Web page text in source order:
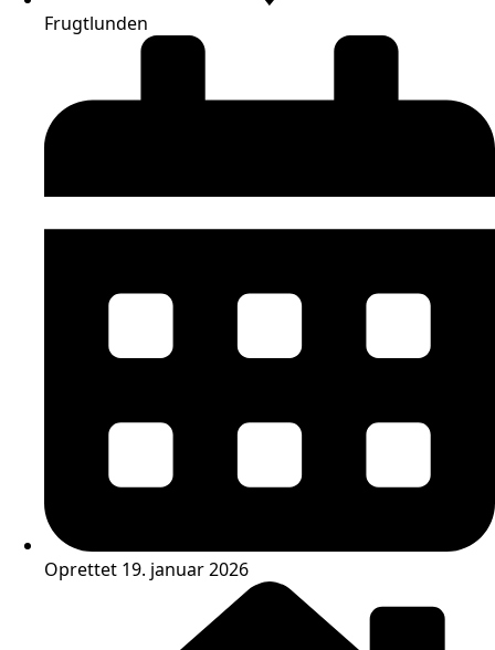
Frugtlunden
Oprettet 19. januar 2026